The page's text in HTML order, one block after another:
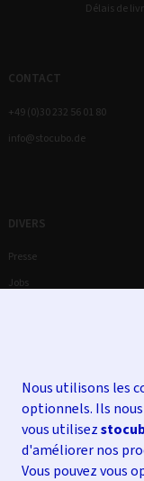
Nous utilisons les
optionnels. Ils
vous utilisez
d'améliorer nos
Vous pouvez vous
Délais de
CONTACT
+49 (0)30 232 56 01 80
info@stocubo.de
DIVERS
Presse
Jobs